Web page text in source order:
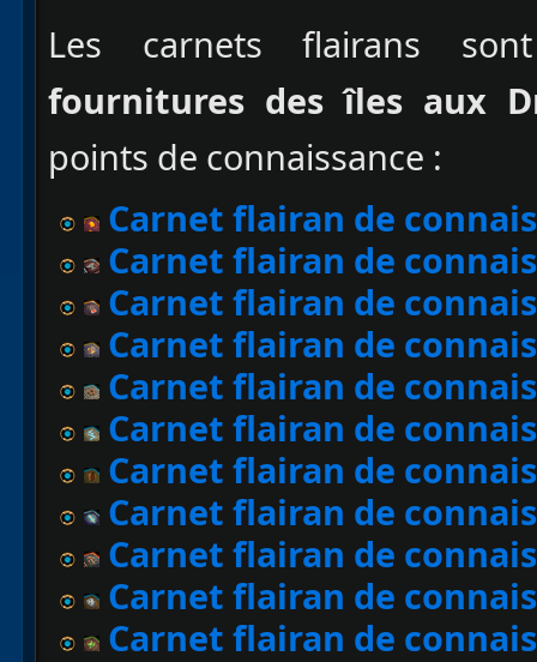
Les carnets flairans
fournitures des îles aux
points de connaissance :
Carnet flairan de
Carnet flairan de
Carnet flairan de
Carnet flairan de
Carnet flairan de
Carnet flairan de
Carnet flairan de
Carnet flairan de
Carnet flairan de
Carnet flairan de
Carnet flairan de